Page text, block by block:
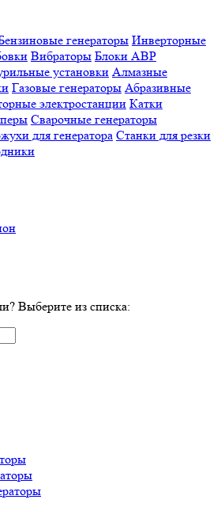
генераторы Инверторные
Вибраторы Блоки АВР
установки Алмазные
Газовые генераторы Абразивные
электростанции Катки
Сварочные генераторы
для генератора Станки для резки
Выберите из списка: